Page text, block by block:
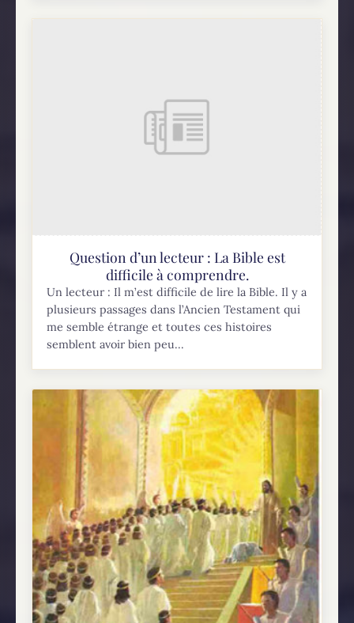
Question d’un lecteur : La Bible est
difficile à comprendre.
Un lecteur : Il m’est difficile de lire la Bible. Il y a
plusieurs passages dans l’Ancien Testament qui
me semble étrange et toutes ces histoires
semblent avoir bien peu...